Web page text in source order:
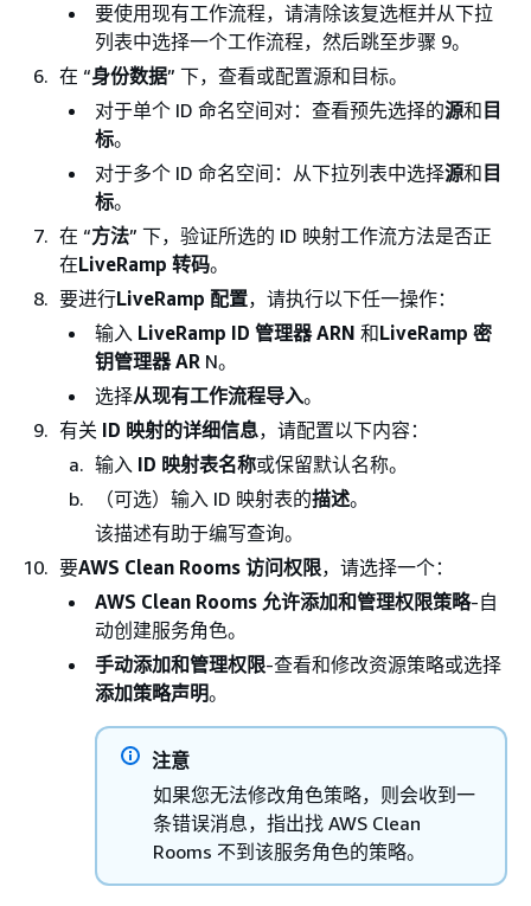
要使用现有工作流程，请清除该复选框并从下拉
列表中选择一个工作流程，然后跳至步骤 9。
在 “身份数据” 下，查看或配置源和目标。
对于单个 ID 命名空间对：查看预先选择的源和 目
标。
对于多个 ID 命名空间：从下拉列表中选择源和 目
标。
在 “方法” 下，验证所选的 ID 映射工作流方法是否正
在LiveRamp 转码。
要进行LiveRamp 配置，请执行以下任一操作：
输入 LiveRamp ID 管理器 ARN 和LiveRamp 密
钥管理器 AR N。
选择从现有工作流程导入。
有关 ID 映射的详细信息，请配置以下内容：
输入 ID 映射表名称或保留默认名称。
（可选）输入 ID 映射表的描述。
该描述有助于编写查询。
要AWS Clean Rooms 访问权限，请选择一个：
AWS Clean Rooms 允许添加和管理权限策略-自
动创建服务角色。
手动添加和管理权限-查看和修改资源策略或选择
添加策略声明。
注意
如果您无法修改角色策略，则会收到一
条错误消息，指出找 AWS Clean
Rooms 不到该服务角色的策略。